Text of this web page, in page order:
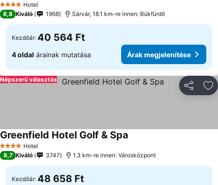
4 KategóriaHotel
8,8 Kiváló 1968 Sárvár, 18.1 km-re innen: Bükfürdő
Kezdőár: 40 564 Ft
4 oldal árainak mutatása Árak megjelenítése
Népszerű választás
4 KategóriaHotel
Greenfield Hotel Golf & Spa
8,7 Kiváló 3747 1.3 km-re innen: Városközpont
Kezdőár: 48 658 Ft